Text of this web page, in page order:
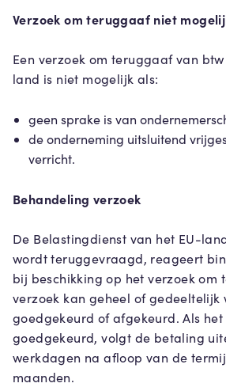
Verzoek om teruggaaf niet
Een verzoek om teruggaaf van
land is niet mogelijk als:
geen sprake is van
de onderneming uitsluitend
verricht.
Behandeling verzoek
De Belastingdienst van het EU-
wordt teruggevraagd, reageert
bij beschikking op het verzoek om
verzoek kan geheel of gedeeltelijk
goedgekeurd of afgekeurd. Als
goedgekeurd, volgt de betaling
werkdagen na afloop van de
maanden.